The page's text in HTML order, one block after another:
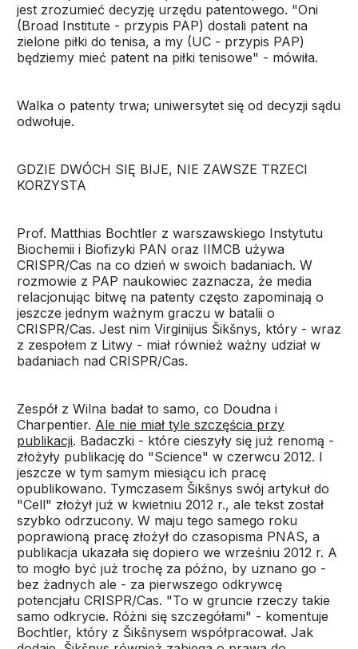
jest zrozumieć decyzję urzędu patentowego. "Oni
(Broad Institute - przypis PAP) dostali patent na
zielone piłki do tenisa, a my (UC - przypis PAP)
będziemy mieć patent na piłki tenisowe" - mówiła.
Walka o patenty trwa; uniwersytet się od decyzji sądu
odwołuje.
GDZIE DWÓCH SIĘ BIJE, NIE ZAWSZE TRZECI
KORZYSTA
Prof. Matthias Bochtler z warszawskiego Instytutu
Biochemii i Biofizyki PAN oraz IIMCB używa
CRISPR/Cas na co dzień w swoich badaniach. W
rozmowie z PAP naukowiec zaznacza, że media
relacjonując bitwę na patenty często zapominają o
jeszcze jednym ważnym graczu w batalii o
CRISPR/Cas. Jest nim Virginijus Šikšnys, który - wraz
z zespołem z Litwy - miał również ważny udział w
badaniach nad CRISPR/Cas.
Zespół z Wilna badał to samo, co Doudna i
Charpentier. Ale nie miał tyle szczęścia przy
publikacji. Badaczki - które cieszyły się już renomą -
złożyły publikację do "Science" w czerwcu 2012. I
jeszcze w tym samym miesiącu ich pracę
opublikowano. Tymczasem Šikšnys swój artykuł do
"Cell" złożył już w kwietniu 2012 r., ale tekst został
szybko odrzucony. W maju tego samego roku
poprawioną pracę złożył do czasopisma PNAS, a
publikacja ukazała się dopiero we wrześniu 2012 r. A
to mogło być już trochę za późno, by uznano go -
bez żadnych ale - za pierwszego odkrywcę
potencjału CRISPR/Cas. "To w gruncie rzeczy takie
samo odkrycie. Różni się szczegółami" - komentuje
Bochtler, który z Šikšnysem współpracował. Jak